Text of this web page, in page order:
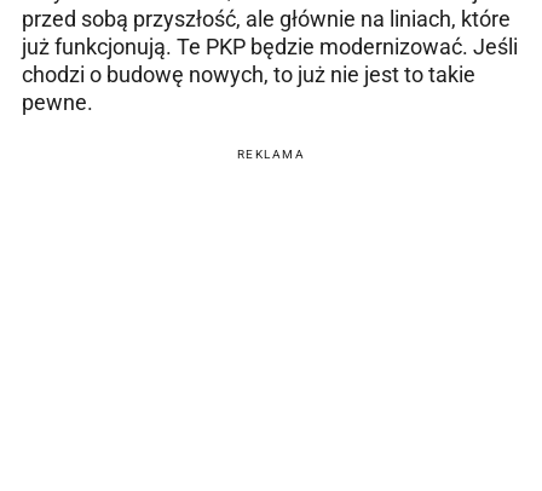
przed sobą przyszłość, ale głównie na liniach, które
już funkcjonują. Te PKP będzie modernizować. Jeśli
chodzi o budowę nowych, to już nie jest to takie
pewne.
REKLAMA